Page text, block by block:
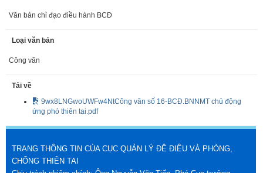
Văn bản chỉ đạo điều hành BCĐ
Loại văn bản
Công văn
Tải về
9wx8LNGwoUWFw4NtCông văn số 16-BCĐ.BNNMT chủ động
ứng phó thiên tai.pdf
TRANG THÔNG TIN CỦA CỤC QUẢN LÝ ĐÊ ĐIỀU VÀ PHÒNG,
CHỐNG THIÊN TAI